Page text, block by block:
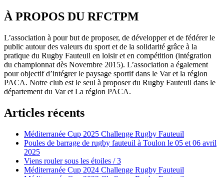
À PROPOS DU RFCTPM
L’association à pour but de proposer, de développer et de fédérer le
public autour des valeurs du sport et de la solidarité grâce à la
pratique du Rugby Fauteuil en loisir et en compétition (intégration
du championnat dès Novembre 2015). L’association a également
pour objectif d’intégrer le paysage sportif dans le Var et la région
PACA. Notre club est le seul à proposer du Rugby Fauteuil dans le
département du Var et La région PACA.
Articles récents
Méditerranée Cup 2025 Challenge Rugby Fauteuil
Poules de barrage de rugby fauteuil à Toulon le 05 et 06 avril
2025
Viens rouler sous les étoiles / 3
Méditerranée Cup 2024 Challenge Rugby Fauteuil